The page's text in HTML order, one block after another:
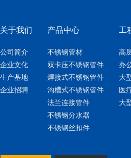
关于我们
公司简介
企业文化
生产基地
企业招聘
产品中心
不锈钢管材
双卡压不锈钢管件
焊接式不锈钢管件
沟槽式不锈钢管件
法兰连接管件
不锈钢分水器
不锈钢丝扣件
工
高
办
大
医
大